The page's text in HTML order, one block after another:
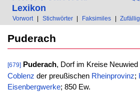
Lexikon
Vorwort Stichwörter Faksimiles
Puderach
[679] Puderach, Dorf im Kreise Neuwied
Coblenz der preußischen Rheinprovinz;
Eisenbergwerke; 850 Ew.